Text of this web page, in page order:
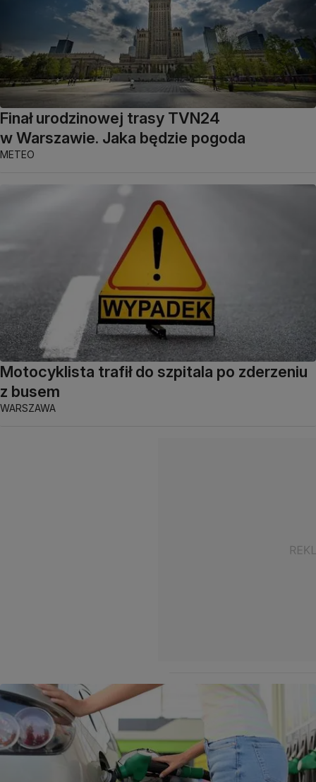
Finał urodzinowej trasy TVN24
w Warszawie. Jaka będzie pogoda
METEO
Motocyklista trafił do szpitala po zderzeniu
z busem
WARSZAWA